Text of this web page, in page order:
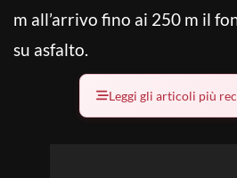
m all’arrivo fino ai 250 m il
su asfalto.
Leggi gli articoli più